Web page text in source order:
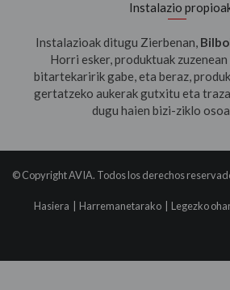
Instalazio
Instalazioak ditugu Zierbenan,
Horri esker, produktuak
bitartekaririk gabe, eta beraz,
gertatzeko aukerak gutxitu eta
dugu haien bizi-ziklo
© Copyright AVIA. Todos los derechos
Hasiera | Harremanetarako | Legezko